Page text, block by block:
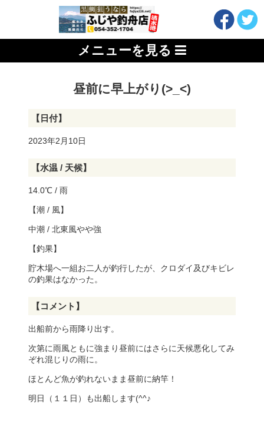
メニューを見る
昼前に早上がり(>_<)
【日付】
2023年2月10日
【水温 / 天候】
14.0℃ / 雨
【潮 / 風】
中潮 / 北東風やや強
【釣果】
貯木場へ一組お二人が釣行したが、クロダイ及びキビレ
の釣果はなかった。
【コメント】
出船前から雨降り出す。
次第に雨風ともに強まり昼前にはさらに天候悪化してみ
ぞれ混じりの雨に。
ほとんど魚が釣れないまま昼前に納竿！
明日（１１日）も出船します(^^♪